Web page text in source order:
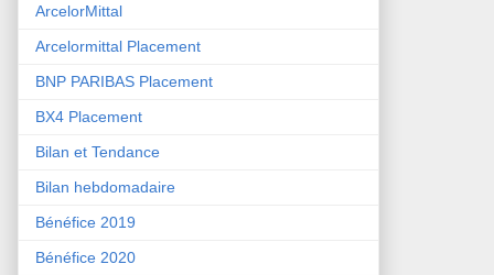
ArcelorMittal
Arcelormittal Placement
BNP PARIBAS Placement
BX4 Placement
Bilan et Tendance
Bilan hebdomadaire
Bénéfice 2019
Bénéfice 2020